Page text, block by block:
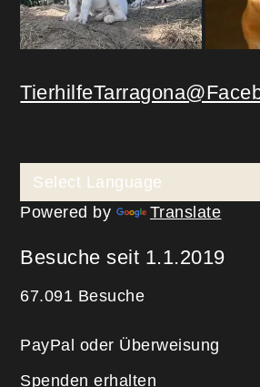
Powered by Translate
Besuche seit 1.1.2019
67.091 Besuche
PayPal oder Überweisung
Spenden erhalten